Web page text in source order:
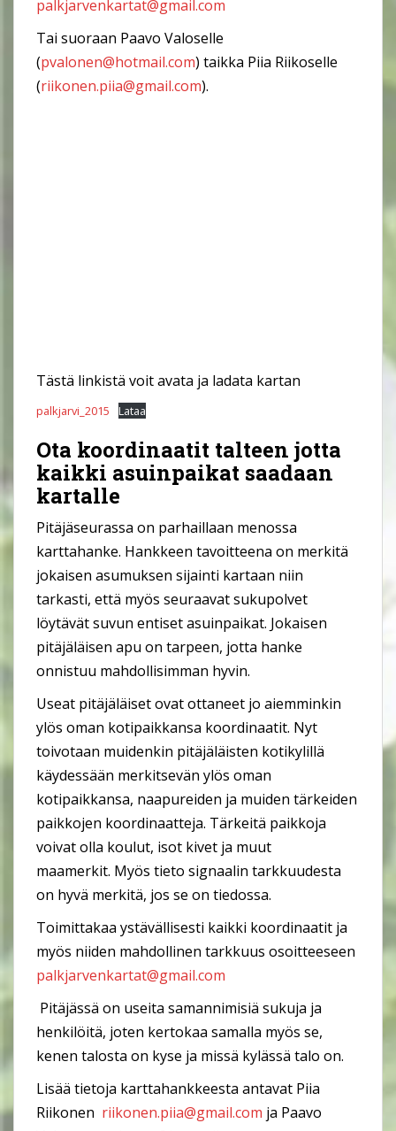
palkjarvenkartat@gmail.com
Tai suoraan Paavo Valoselle
(pvalonen@hotmail.com) taikka Piia Riikoselle
(riikonen.piia@gmail.com).
Tästä linkistä voit avata ja ladata kartan
palkjarvi_2015 Lataa
Ota koordinaatit talteen jotta
kaikki asuinpaikat saadaan
kartalle
Pitäjäseurassa on parhaillaan menossa
karttahanke. Hankkeen tavoitteena on merkitä
jokaisen asumuksen sijainti kartaan niin
tarkasti, että myös seuraavat sukupolvet
löytävät suvun entiset asuinpaikat. Jokaisen
pitäjäläisen apu on tarpeen, jotta hanke
onnistuu mahdollisimman hyvin.
Useat pitäjäläiset ovat ottaneet jo aiemminkin
ylös oman kotipaikkansa koordinaatit. Nyt
toivotaan muidenkin pitäjäläisten kotikylillä
käydessään merkitsevän ylös oman
kotipaikkansa, naapureiden ja muiden tärkeiden
paikkojen koordinaatteja. Tärkeitä paikkoja
voivat olla koulut, isot kivet ja muut
maamerkit. Myös tieto signaalin tarkkuudesta
on hyvä merkitä, jos se on tiedossa.
Toimittakaa ystävällisesti kaikki koordinaatit ja
myös niiden mahdollinen tarkkuus osoitteeseen
palkjarvenkartat@gmail.com
Pitäjässä on useita samannimisiä sukuja ja
henkilöitä, joten kertokaa samalla myös se,
kenen talosta on kyse ja missä kylässä talo on.
Lisää tietoja karttahankkeesta antavat Piia
Riikonen riikonen.piia@gmail.com ja Paavo